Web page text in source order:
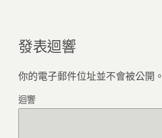
發表迴響
你的電子郵件位址並不會被公開。
迴響